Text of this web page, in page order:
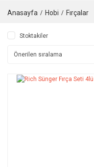
Anasayfa Hobi Fırçalar
Stoktakiler